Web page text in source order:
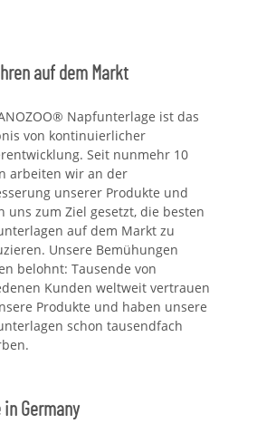
auf dem Markt
Napfunterlage ist das
von kontinuierlicher
Seit nunmehr 10
arbeiten wir an der
unserer Produkte und
uns zum Ziel gesetzt, die besten
auf dem Markt zu
Unsere Bemühungen
belohnt: Tausende von
Kunden weltweit vertrauen
Produkte und haben unsere
schon tausendfach
in Germany